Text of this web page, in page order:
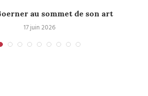
au sommet de son art
17 juin 2026